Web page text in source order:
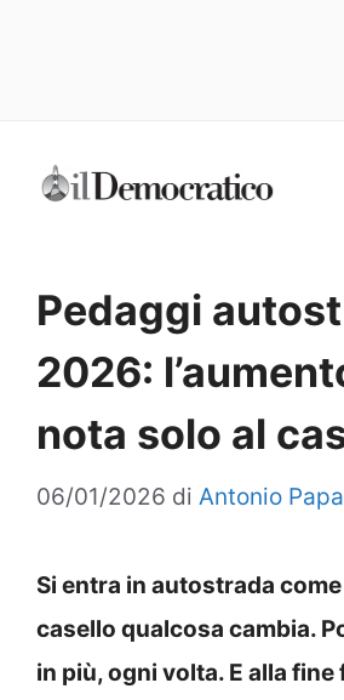
Pedaggi
2026:
nota solo al
06/01/2026 di Antonio Papa
Si entra in autostrada
casello qualcosa cambia.
in più, ogni volta. E alla fine